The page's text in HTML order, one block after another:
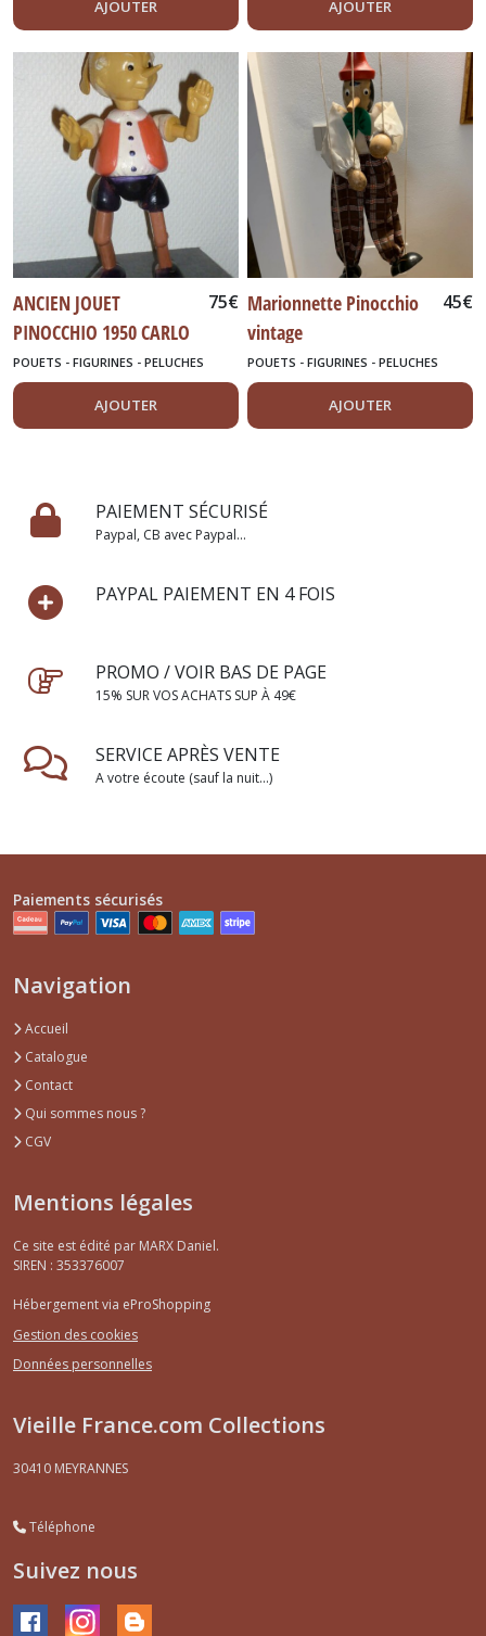
AJOUTER AJOUTER
ANCIEN JOUET
PINOCCHIO 1950 CARLO
COLLODI
75€
POUETS - FIGURINES - PELUCHES
AJOUTER
Marionnette Pinocchio
vintage
45€
POUETS - FIGURINES - PELUCHES
AJOUTER
PAIEMENT SÉCURISÉ
Paypal, CB avec Paypal...
PAYPAL PAIEMENT EN 4 FOIS
PROMO / VOIR BAS DE PAGE
15% SUR VOS ACHATS SUP À 49€
SERVICE APRÈS VENTE
A votre écoute (sauf la nuit...)
Paiements sécurisés
Navigation
Accueil
Catalogue
Contact
Qui sommes nous ?
CGV
Mentions légales
Ce site est édité par MARX Daniel.
SIREN : 353376007
Hébergement via eProShopping
Gestion des cookies
Données personnelles
Vieille France.com Collections
30410 MEYRANNES
Téléphone
Suivez nous